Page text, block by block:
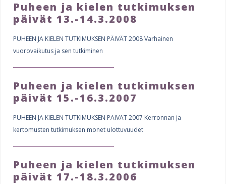
Puheen ja kielen tutkimuksen
päivät 13.-14.3.2008
PUHEEN JA KIELEN TUTKIMUKSEN PÄIVÄT 2008 Varhainen
vuorovaikutus ja sen tutkiminen
Puheen ja kielen tutkimuksen
päivät 15.-16.3.2007
PUHEEN JA KIELEN TUTKIMUKSEN PÄIVÄT 2007 Kerronnan ja
kertomusten tutkimuksen monet ulottuvuudet
Puheen ja kielen tutkimuksen
päivät 17.-18.3.2006